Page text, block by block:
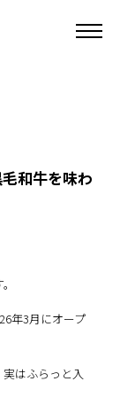
和牛を味わ
年3月にオープ
はふらっと入